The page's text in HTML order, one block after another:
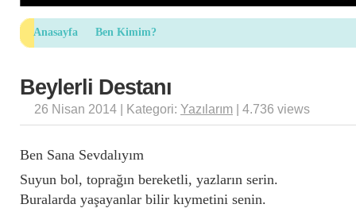
Anasayfa Ben Kimim?
Beylerli Destanı
26 Nisan 2014 | Kategori: Yazılarım | 4.736 views
Ben Sana Sevdalıyım
Suyun bol, toprağın bereketli, yazların serin.
Buralarda yaşayanlar bilir kıymetini senin.